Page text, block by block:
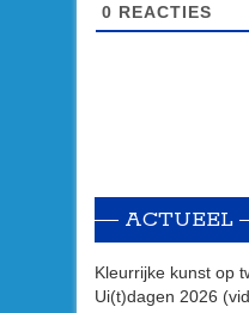
0 REACTIES
ACTUEEL
Kleurrijke kunst op
Ui(t)dagen 2026